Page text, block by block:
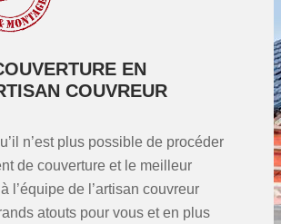
EN
COUVREUR
n’est plus possible de procéder
de couverture et le meilleur
l’équipe de l’artisan couvreur
atouts pour vous et en plus